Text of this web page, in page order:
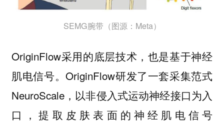
SEMG腕带（图源：Meta）
OriginFlow采用的底层技术，也是基于神经
肌电信号。OriginFlow研发了一套采集范式
NeuroScale，以非侵入式运动神经接口为入
口，提取皮肤表面的神经肌电信号